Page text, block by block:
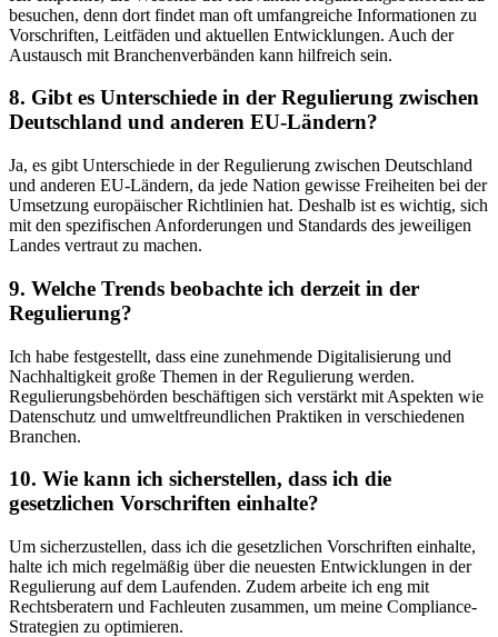
besuchen, denn dort‍ findet man‌ oft umfangreiche Informationen zu
Vorschriften, Leitfäden ⁢und aktuellen Entwicklungen. Auch der
Austausch mit Branchenverbänden kann hilfreich sein.
8.⁣ Gibt es‍ Unterschiede in der Regulierung zwischen
⁢Deutschland und ⁣anderen EU-Ländern?
Ja,⁤ es gibt‍ Unterschiede ⁢in der Regulierung zwischen⁣ Deutschland
und anderen EU-Ländern, ​da jede ⁣Nation ⁣gewisse⁣ Freiheiten bei der
⁣Umsetzung⁣ europäischer ‍Richtlinien hat. Deshalb ist ⁢es ‌wichtig, sich
mit den spezifischen‍ Anforderungen​ und ‌Standards ‌des jeweiligen​
Landes vertraut ​zu machen.
9. Welche Trends beobachte ich derzeit in ​der
Regulierung?
Ich habe ‌festgestellt,​ dass eine zunehmende⁤ Digitalisierung und
‍Nachhaltigkeit‌ große Themen in der Regulierung werden.
Regulierungsbehörden beschäftigen⁣ sich verstärkt mit Aspekten ⁤wie
Datenschutz und umweltfreundlichen Praktiken ⁤in verschiedenen
Branchen.
10. ⁤Wie kann ich ‍sicherstellen, dass ⁤ich die
gesetzlichen Vorschriften ​einhalte?
Um sicherzustellen, dass ‌ich⁢ die gesetzlichen ​Vorschriften einhalte,
halte ich mich​ regelmäßig über die neuesten ‍Entwicklungen⁢ in der
Regulierung ‌auf ⁤dem Laufenden. ⁣Zudem arbeite ‌ich eng mit
Rechtsberatern und Fachleuten zusammen,⁢ um meine Compliance-
Strategien zu ⁣optimieren.